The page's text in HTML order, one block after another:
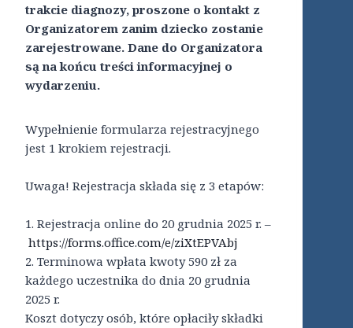
trakcie diagnozy, proszone o kontakt z
Organizatorem zanim dziecko zostanie
zarejestrowane. Dane do Organizatora
są na końcu treści informacyjnej o
wydarzeniu.
Wypełnienie formularza rejestracyjnego
jest 1 krokiem rejestracji.
Uwaga! Rejestracja składa się z 3 etapów:
1. Rejestracja online do 20 grudnia 2025 r. –
https://forms.office.com/e/ziXtEPVAbj
2. Terminowa wpłata kwoty 590 zł za
każdego uczestnika do dnia 20 grudnia
2025 r.
Koszt dotyczy osób, które opłaciły składki